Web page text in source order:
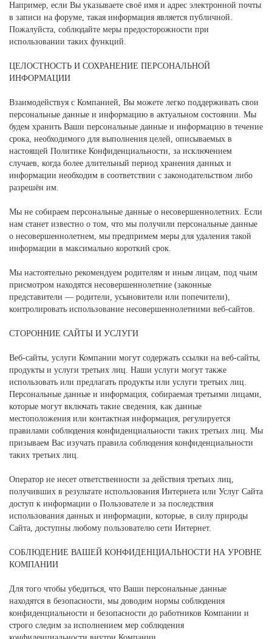
Например, если Вы указываете своё имя и адрес электронной почты
в записи на форуме, такая информация является публичной.
Пожалуйста, соблюдайте меры предосторожности при
использовании таких функций.
ЦЕЛОСТНОСТЬ И СОХРАНЕНИЕ ПЕРСОНАЛЬНОЙ
ИНФОРМАЦИИ
Взаимодействуя с Компанией, Вы можете легко поддерживать свои
персональные данные и информацию в актуальном состоянии. Мы
будем хранить Ваши персональные данные и информацию в течение
срока, необходимого для выполнения целей, описываемых в
настоящей Политике Конфиденциальности, за исключением
случаев, когда более длительный период хранения данных и
информации необходим в соответствии с законодательством либо
разрешён им.
Мы не собираем персональные данные о несовершеннолетних. Если
нам станет известно о том, что мы получили персональные данные
о несовершеннолетнем, мы предпримем меры для удаления такой
информации в максимально короткий срок.
Мы настоятельно рекомендуем родителям и иным лицам, под чьим
присмотром находятся несовершеннолетние (законные
представители — родители, усыновители или попечители),
контролировать использование несовершеннолетними веб-сайтов.
СТОРОННИЕ САЙТЫ И УСЛУГИ
Веб-сайты, услуги Компании могут содержать ссылки на веб-сайты,
продукты и услуги третьих лиц. Наши услуги могут также
использовать или предлагать продукты или услуги третьих лиц.
Персональные данные и информация, собираемая третьими лицами,
которые могут включать такие сведения, как данные
местоположения или контактная информация, регулируется
правилами соблюдения конфиденциальности таких третьих лиц. Мы
призываем Вас изучать правила соблюдения конфиденциальности
таких третьих лиц.
Оператор не несет ответственности за действия третьих лиц,
получивших в результате использования Интернета или Услуг Сайта
доступ к информации о Пользователе и за последствия
использования данных и информации, которые, в силу природы
Сайта, доступны любому пользователю сети Интернет.
СОБЛЮДЕНИЕ ВАШЕЙ КОНФИДЕНЦИАЛЬНОСТИ НА УРОВНЕ
КОМПАНИИ
Для того чтобы убедиться, что Ваши персональные данные
находятся в безопасности, мы доводим нормы соблюдения
конфиденциальности и безопасности до работников Компании и
строго следим за исполнением мер соблюдения